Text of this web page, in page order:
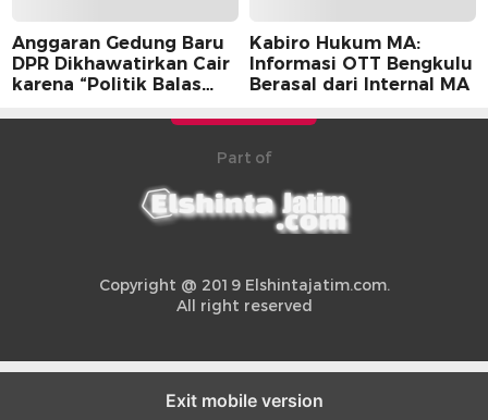
Anggaran Gedung Baru
DPR Dikhawatirkan Cair
karena “Politik Balas
Kabiro Hukum MA:
Informasi OTT Bengkulu
Berasal dari Internal MA
Part of
Copyright @ 2019 Elshintajatim.com.
All right reserved
Exit mobile version